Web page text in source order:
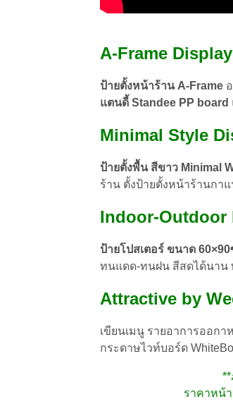
A-Frame
ป้ายตั้งหน้าร้าน A-Frame
แตนดี้ Standee PP board
Minimal Style
ป้ายตั้งพื้น สีขาว Minimal
ร้าน ตั้งป้ายตั้งหน้าร้านกา
Indoor-Outdoor
ป้ายโปสเตอร์ ขนาด
ทนแดด-ทนฝน สีสดได้นาน
Attractive by
เขียนเมนู รายอาการออก
กระดาษไวท์บอร์ด
ราคาหน้า